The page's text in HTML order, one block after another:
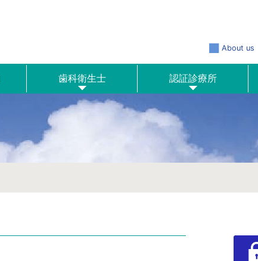
About us
歯科衛生士 認証診療所